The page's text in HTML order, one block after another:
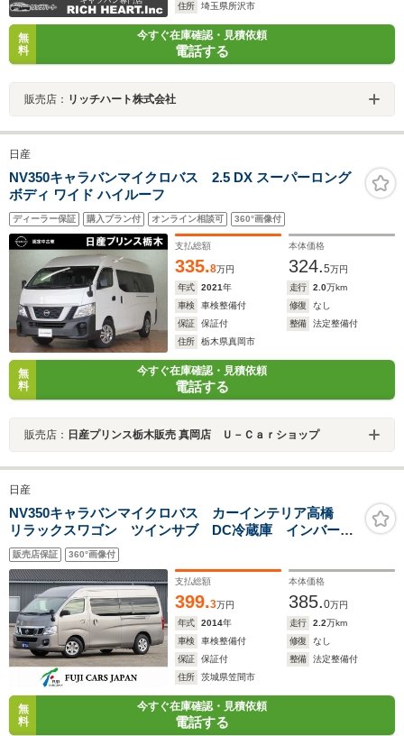
住所
埼玉県所沢市
無
料
今すぐ在庫確認・見積依頼
電話する
販売店： リッチハート株式会社
日産
NV350キャラバンマイクロバス 2.5 DX スーパーロング
ボディ ワイド ハイルーフ
ディーラー保証 購入プラン付 オンライン相談可 360°画像付
支払総額
335.8万円
本体価格
324.5万円
年式
2021年 走行 2.0万km
車検
車検整備付 修復
なし
保証
保証付 整備
法定整備付
住所
栃木県真岡市
無
料
今すぐ在庫確認・見積依頼
電話する
販売店： 日産プリンス栃木販売 真岡店 Ｕ－Ｃａｒショップ
日産
NV350キャラバンマイクロバス カーインテリア高橋
リラックスワゴン ツインサブ DC冷蔵庫 インバータ
ー
販売店保証 360°画像付
支払総額
399.3万円
本体価格
385.0万円
年式
2014年 走行 2.2万km
車検
車検整備付 修復
なし
保証
保証付 整備
法定整備付
住所
茨城県笠間市
無
料
今すぐ在庫確認・見積依頼
電話する